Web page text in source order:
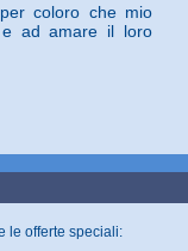
coloro che mio
ad amare il loro
le offerte speciali: